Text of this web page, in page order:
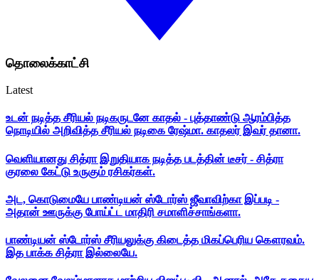
தொலைக்காட்சி
Latest
உடன் நடித்த சீரியல் நடிகருடனே காதல் - புத்தாண்டு ஆரம்பித்த
நொடியில் அறிவித்த சீரியல் நடிகை ரேஷ்மா. காதலர் இவர் தானா.
வெளியானது சித்ரா இறுதியாக நடித்த படத்தின் டீசர் - சித்ரா
குரலை கேட்டு உருகும் ரசிகர்கள்.
அட, கொடுமையே பாண்டியன் ஸ்டோர்ஸ் ஜீவாவிற்கா இப்படி -
அதான் ஊருக்கு போய்ட்ட மாதிரி சமாளிச்சாங்களா.
பாண்டியன் ஸ்டோர்ஸ் சீரியலுக்கு கிடைத்த மிகப்பெரிய கௌரவம்.
இத பாக்க சித்ரா இல்லையே.